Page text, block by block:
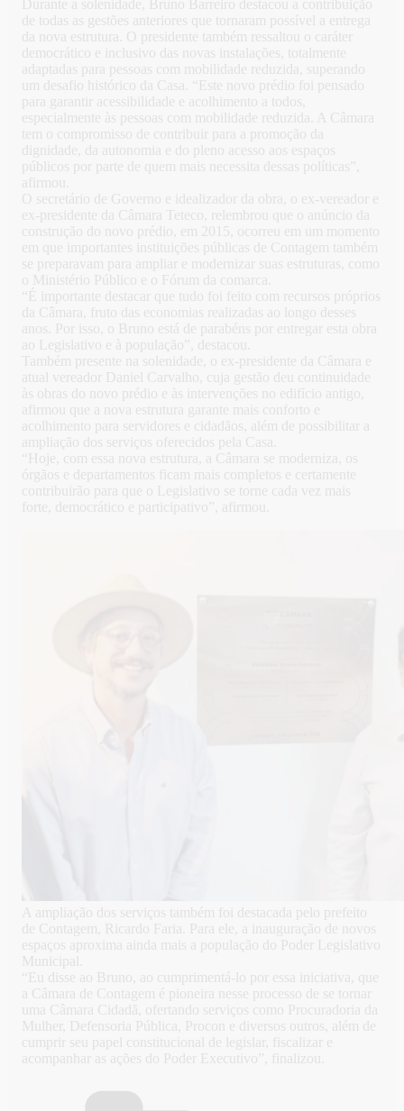
Durante a solenidade, Bruno Barreiro destacou a contribuição
de todas as gestões anteriores que tornaram possível a entrega
da nova estrutura. O presidente também ressaltou o caráter
democrático e inclusivo das novas instalações, totalmente
adaptadas para pessoas com mobilidade reduzida, superando
um desafio histórico da Casa. “Este novo prédio foi pensado
para garantir acessibilidade e acolhimento a todos,
especialmente às pessoas com mobilidade reduzida. A Câmara
tem o compromisso de contribuir para a promoção da
dignidade, da autonomia e do pleno acesso aos espaços
públicos por parte de quem mais necessita dessas políticas”,
afirmou.
O secretário de Governo e idealizador da obra, o ex-vereador e
ex-presidente da Câmara Teteco, relembrou que o anúncio da
construção do novo prédio, em 2015, ocorreu em um momento
em que importantes instituições públicas de Contagem também
se preparavam para ampliar e modernizar suas estruturas, como
o Ministério Público e o Fórum da comarca.
“É importante destacar que tudo foi feito com recursos próprios
da Câmara, fruto das economias realizadas ao longo desses
anos. Por isso, o Bruno está de parabéns por entregar esta obra
ao Legislativo e à população”, destacou.
Também presente na solenidade, o ex-presidente da Câmara e
atual vereador Daniel Carvalho, cuja gestão deu continuidade
às obras do novo prédio e às intervenções no edifício antigo,
afirmou que a nova estrutura garante mais conforto e
acolhimento para servidores e cidadãos, além de possibilitar a
ampliação dos serviços oferecidos pela Casa.
“Hoje, com essa nova estrutura, a Câmara se moderniza, os
órgãos e departamentos ficam mais completos e certamente
contribuirão para que o Legislativo se torne cada vez mais
forte, democrático e participativo”, afirmou.
A ampliação dos serviços também foi destacada pelo prefeito
de Contagem, Ricardo Faria. Para ele, a inauguração de novos
espaços aproxima ainda mais a população do Poder Legislativo
Municipal.
“Eu disse ao Bruno, ao cumprimentá-lo por essa iniciativa, que
a Câmara de Contagem é pioneira nesse processo de se tornar
uma Câmara Cidadã, ofertando serviços como Procuradoria da
Mulher, Defensoria Pública, Procon e diversos outros, além de
cumprir seu papel constitucional de legislar, fiscalizar e
acompanhar as ações do Poder Executivo”, finalizou.